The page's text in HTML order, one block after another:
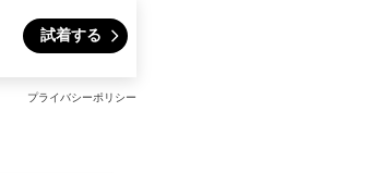
試着する
プライバシーポリシー